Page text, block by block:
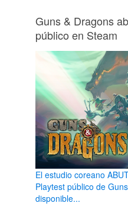
Guns & Dragons
público en Steam
El estudio coreano
Playtest público de
disponible...